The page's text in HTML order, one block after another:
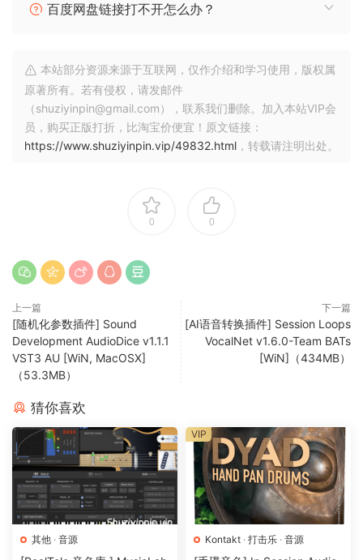
百度网盘链接打不开怎么办？
本站部分资源来源于互联网，仅作介绍和学习使用，版权属
原著所有。若有侵权，请发邮件
（shuziyinpin@gmail.com），联系我们删除。加入本站VIP会
员，购买正版打折，比淘宝价便宜！原文链接：
https://www.shuziyinpin.vip/49832.html ，转载请注明出处。
0 0
上一篇
[随机化参数插件] Sound
Development AudioDice v1.1.1
VST3 AU [WiN, MacOSX]
（53.3MB）
下一篇
[AI语音转换插件] Session Loops
VocalNet v1.6.0-Team BATs
[WiN]（434MB）
猜你喜欢
其他 · 音源 Kontakt · 打击乐 · 音源
VIP